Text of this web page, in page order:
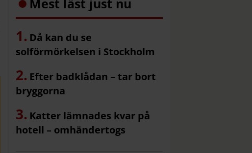
Mest läst just nu
Då kan du se
solförmörkelsen i Stockholm
Efter badklådan – tar bort
bryggorna
Katter lämnades kvar på
hotell – omhändertogs